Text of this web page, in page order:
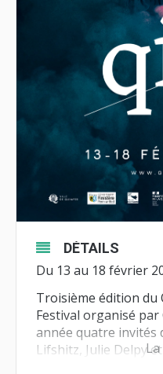
DÉTAILS
Du 13 au 18 février
Troisième édition du
Festival organisé
année quatre invités
Lifshitz, Julie Delpy